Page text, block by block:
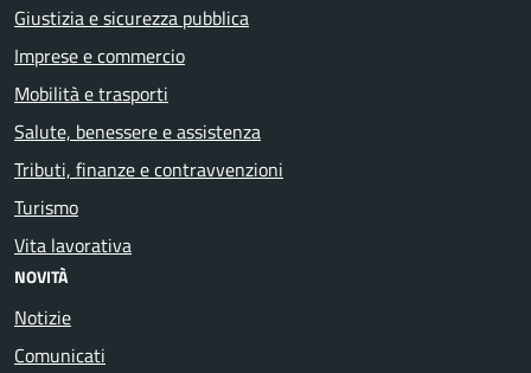
Giustizia e sicurezza pubblica
Imprese e commercio
Mobilità e trasporti
Salute, benessere e assistenza
Tributi, finanze e contravvenzioni
Turismo
Vita lavorativa
NOVITÀ
Notizie
Comunicati